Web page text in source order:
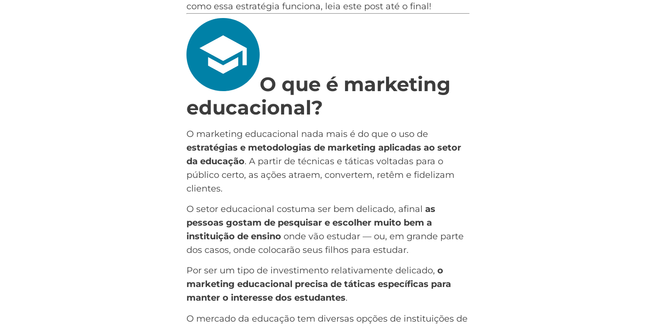
como essa estratégia funciona, leia este post até o final!
O que é marketing
educacional?
O marketing educacional nada mais é do que o uso de
estratégias e metodologias de marketing aplicadas ao setor
da educação. A partir de técnicas e táticas voltadas para o
público certo, as ações atraem, convertem, retêm e fidelizam
clientes.
O setor educacional costuma ser bem delicado, afinal as
pessoas gostam de pesquisar e escolher muito bem a
instituição de ensino onde vão estudar — ou, em grande parte
dos casos, onde colocarão seus filhos para estudar.
Por ser um tipo de investimento relativamente delicado, o
marketing educacional precisa de táticas específicas para
manter o interesse dos estudantes.
O mercado da educação tem diversas opções de instituições de